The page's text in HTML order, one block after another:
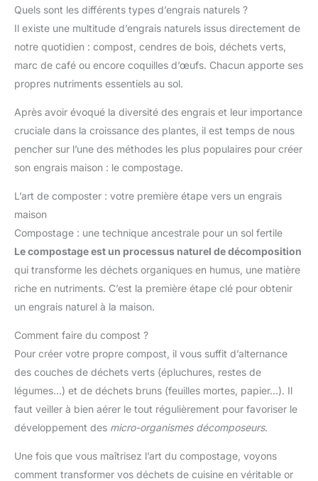
Quels sont les différents types d’engrais naturels ?
Il existe une multitude d’engrais naturels issus directement de
notre quotidien : compost, cendres de bois, déchets verts,
marc de café ou encore coquilles d’œufs. Chacun apporte ses
propres nutriments essentiels au sol.
Après avoir évoqué la diversité des engrais et leur importance
cruciale dans la croissance des plantes, il est temps de nous
pencher sur l’une des méthodes les plus populaires pour créer
son engrais maison : le compostage.
L’art de composter : votre première étape vers un engrais
maison
Compostage : une technique ancestrale pour un sol fertile
Le compostage est un processus naturel de décomposition
qui transforme les déchets organiques en humus, une matière
riche en nutriments. C’est la première étape clé pour obtenir
un engrais naturel à la maison.
Comment faire du compost ?
Pour créer votre propre compost, il vous suffit d’alternance
des couches de déchets verts (épluchures, restes de
légumes…) et de déchets bruns (feuilles mortes, papier…). Il
faut veiller à bien aérer le tout régulièrement pour favoriser le
développement des micro-organismes décomposeurs.
Une fois que vous maîtrisez l’art du compostage, voyons
comment transformer vos déchets de cuisine en véritable or